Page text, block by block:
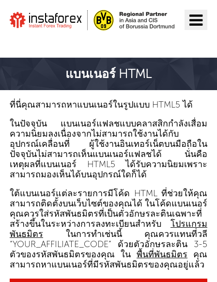
แบนเนอร์ HTML
ที่นี่คุณสามารถหาแบนเนอร์ในรูปแบบ HTML5 ได้
ในปัจจุบัน แบนเนอร์แฟลชแบบคลาสสิกกำลังเสื่อม
ความนิยมลงเนื่องจากไม่สามารถใช้งานได้กับ
อุปกรณ์เคลื่อนที่ ผู้ใช้งานอินเทอร์เน็ตบนมือถือใน
ปัจจุบันไม่สามารถเห็นแบนเนอร์แฟลชได้ นั่นคือ
เหตุผลที่แบนเนอร์ HTML5 ได้รับความนิยมเพราะ
สามารถมองเห็นได้บนอุปกรณ์ใดก็ได้
ใต้แบนเนอร์แต่ละรายการมีโค้ด HTML ที่ช่วยให้คุณ
สามารถติดตั้งบนเว็บไซต์ของคุณได้ ในโค้ดแบนเนอร์
คุณควรใส่รหัสพันธมิตรที่เป็นตัวอักษรละตินเฉพาะที่
สร้างขึ้นในระหว่างการลงทะเบียนสำหรับ โปรแกรม
พันธมิตร ในการทำเช่นนี้ คุณควรแทนที่วลี
“YOUR_AFFILIATE_CODE” ด้วยตัวอักษรละติน 3-5
ตัวของรหัสพันธมิตรของคุณ ใน พื้นที่พันธมิตร คุณ
สามารถหาแบนเนอร์ที่มีรหัสพันธมิตรของคุณอยู่แล้ว